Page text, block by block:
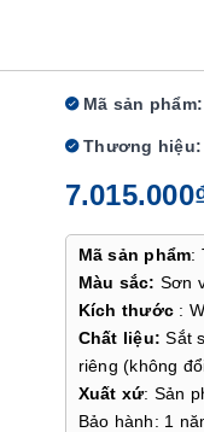
Mã sản phẩm:
Thương hiệu:
Mã sản phẩm:
Màu sắc: Sơn
Kích thước :
Chất liệu:Sắt
riêng (không
Xuất xứ: Sản
Bảo hành: 1